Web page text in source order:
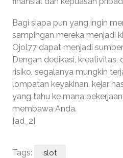
Bagi siapa pun yang ingin
sampingan mereka menjadi
Ojol77 dapat menjadi
Dengan dedikasi,
risiko, segalanya mungkin
lompatan keyakinan, kejar
yang tahu ke mana
membawa Anda.
[ad_2]
Tags: slot